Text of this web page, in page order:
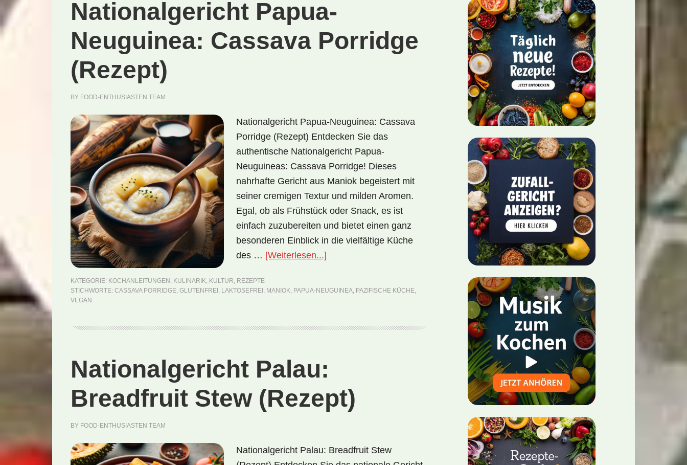
Nationalgericht Papua-
Neuguinea: Cassava Porridge
(Rezept)
BY FOOD-ENTHUSIASTEN TEAM
Nationalgericht Papua-Neuguinea: Cassava
Porridge (Rezept) Entdecken Sie das
authentische Nationalgericht Papua-
Neuguineas: Cassava Porridge! Dieses
nahrhafte Gericht aus Maniok begeistert mit
seiner cremigen Textur und milden Aromen.
Egal, ob als Frühstück oder Snack, es ist
einfach zuzubereiten und bietet einen ganz
besonderen Einblick in die vielfältige Küche
des … [Weiterlesen...]
(Rezept)
KATEGORIE: KOCHANLEITUNGEN , KULINARIK, KULTUR, REZEPTE
STICHWORTE: CASSAVA PORRIDGE, GLUTENFREI , LAKTOSEFREI , MANIOK, PAPUA-NEUGUINEA, PAZIFISCHE KÜCHE,
VEGAN
Nationalgericht Palau:
Breadfruit Stew (Rezept)
BY FOOD-ENTHUSIASTEN TEAM
Nationalgericht Palau: Breadfruit Stew